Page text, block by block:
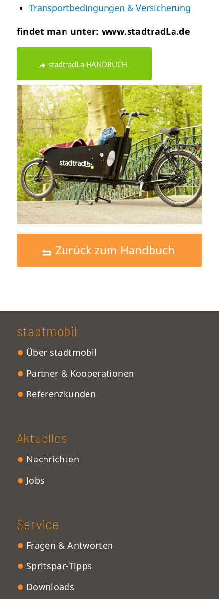
Transportbedingungen & Versicherung
findet man unter:www.stadtradLa.de
stadtradLa HANDBUCH
Zurück zum Handbuch
stadtmobil
Über stadtmobil
Partner & Kooperationen
Referenzkunden
Aktuelles
Nachrichten
Jobs
Service
Fragen & Antworten
Spritspar-Tipps
Downloads